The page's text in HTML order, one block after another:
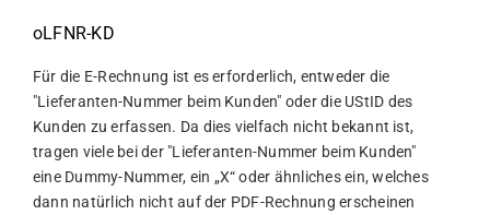
oLFNR-KD
Für die E-Rechnung ist es erforderlich, entweder die
"Lieferanten-Nummer beim Kunden" oder die UStID des
Kunden zu erfassen. Da dies vielfach nicht bekannt ist,
tragen viele bei der "Lieferanten-Nummer beim Kunden"
eine Dummy-Nummer, ein „X“ oder ähnliches ein, welches
dann natürlich nicht auf der PDF-Rechnung erscheinen